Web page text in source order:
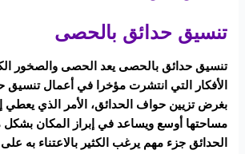
تنسيق حدائق بالحصى
تنسيق حدائق بالحصى يعد الحصى والصخور
الأفكار التي انتشرت مؤخرا في أعمال
بغرض تزيين حواف الحدائق، الأمر الذي يعطي
مساحتها أوسع ويساعد في إبراز المكان
الحدائق جزء مهم يرغب الكثير بالاعتناء به
بالحصى